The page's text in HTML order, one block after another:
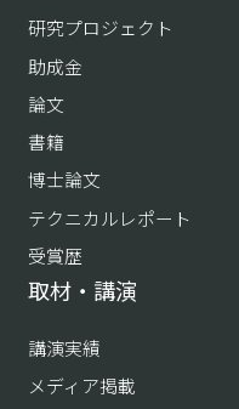
研究プロジェクト
助成金
論文
書籍
博士論文
テクニカルレポート
受賞歴
取材・講演
講演実績
メディア掲載